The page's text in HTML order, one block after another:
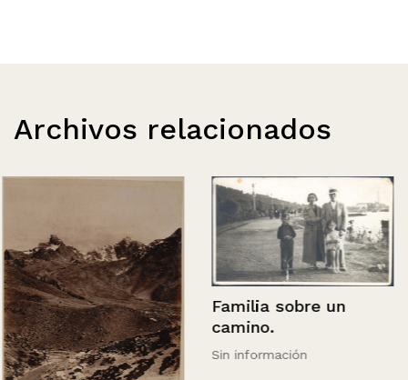
Archivos relacionados
Familia sobre un
camino.
Sin información